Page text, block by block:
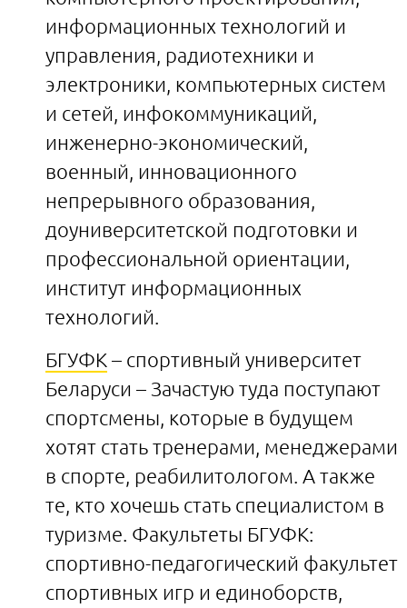
информационных технологий и
управления, радиотехники и
электроники, компьютерных систем
и сетей, инфокоммуникаций,
инженерно-экономический,
военный, инновационного
непрерывного образования,
доуниверситетской подготовки и
профессиональной ориентации,
институт информационных
технологий.
БГУФК– спортивный университет
Беларуси – Зачастую туда поступают
спортсмены, которые в будущем
хотят стать тренерами, менеджерами
в спорте, реабилитологом. А также
те, кто хочешь стать специалистом в
туризме. Факультеты БГУФК:
спортивно-педагогический факультет
спортивных игр и единоборств,